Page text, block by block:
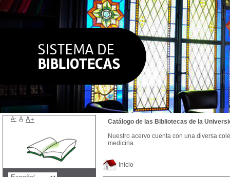
Inicio
Catálogo de las Bibliotecas de la
Nuestro acervo cuenta con una diversa
medicina.
A- A A+